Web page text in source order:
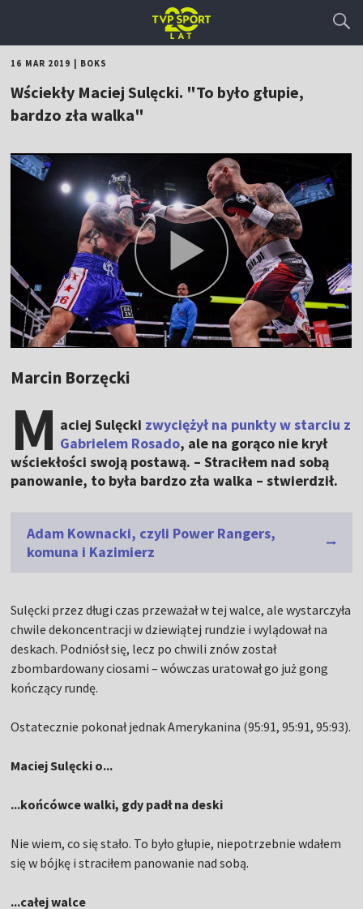
16 MAR 2019 BOKS
Wściekły Maciej Sulęcki. "To było głupie,
bardzo zła walka"
Marcin Borzęcki
M aciej Sulęcki zwyciężył na punkty w starciu z
Gabrielem Rosado, ale na gorąco nie krył
wściekłości swoją postawą. – Straciłem nad sobą
panowanie, to była bardzo zła walka – stwierdził.
Adam Kownacki, czyli Power Rangers,
komuna i Kazimierz
Sulęcki przez długi czas przeważał w tej walce, ale wystarczyła
chwile dekoncentracji w dziewiątej rundzie i wylądował na
deskach. Podniósł się, lecz po chwili znów został
zbombardowany ciosami – wówczas uratował go już gong
kończący rundę.
Ostatecznie pokonał jednak Amerykanina (95:91, 95:91, 95:93).
Maciej Sulęcki o...
...końcówce walki, gdy padł na deski
Nie wiem, co się stało. To było głupie, niepotrzebnie wdałem
się w bójkę i straciłem panowanie nad sobą.
...całej walce